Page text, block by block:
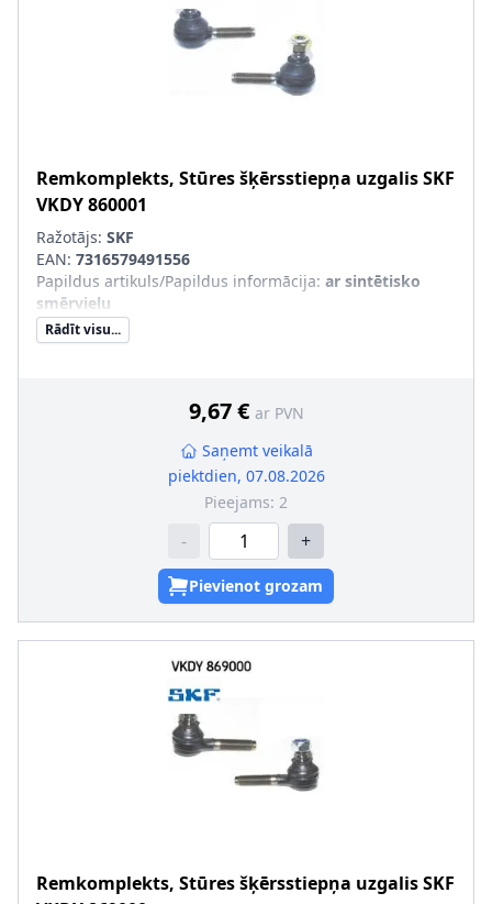
Remkomplekts, Stūres šķērsstiepņa uzgalisSKF
VKDY 860001
Ražotājs: SKF
EAN: 7316579491556
Papildus artikuls/Papildus informācija: ar sintētisko
smērvielu
Rādīt visu...
9,67 € ar PVN
Saņemt veikalā
piektdien, 07.08.2026
Pieejams: 2
- +
Pievienot grozam
Remkomplekts, Stūres šķērsstiepņa uzgalisSKF